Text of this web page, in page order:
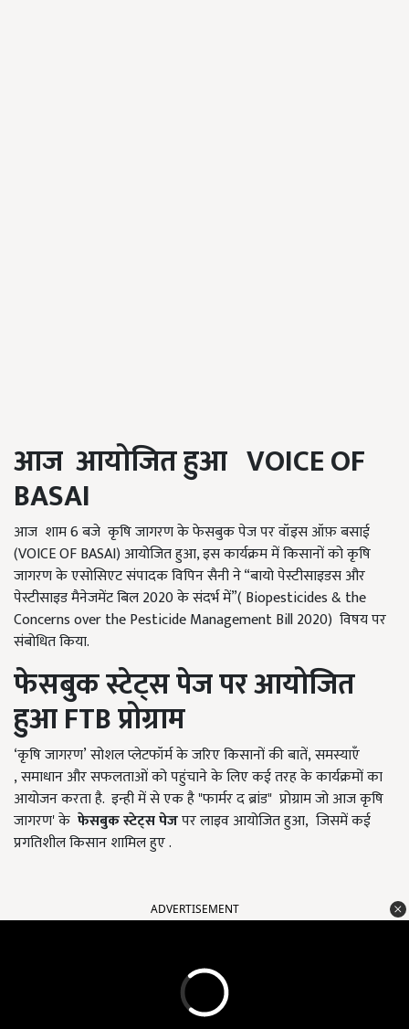
आज आयोजित हुआ VOICE OF
BASAI
आज शाम 6 बजे कृषि जागरण के फेसबुक पेज पर वॉइस ऑफ़ बसाई
(VOICE OF BASAI) आयोजित हुआ, इस कार्यक्रम में किसानों को कृषि
जागरण के एसोसिएट संपादक विपिन सैनी ने “बायो पेस्टीसाइडस और
पेस्टीसाइड मैनेजमेंट बिल 2020 के संदर्भ में”( Biopesticides & the
Concerns over the Pesticide Management Bill 2020) विषय पर
संबोधित किया.
फेसबुक स्टेट्स पेज पर आयोजित
हुआFTBप्रोग्राम
‘कृषि जागरण’ सोशल प्लेटफॉर्म के जरिए किसानों की बातें, समस्याएँ
, समाधान और सफलताओं को पहुंचाने के लिए कई तरह के कार्यक्रमों का
आयोजन करता है. इन्ही में से एक है "फार्मर द ब्रांड" प्रोग्राम जो आज कृषि
जागरण' के फेसबुक स्टेट्स पेजपर लाइव आयोजित हुआ, जिसमें कई
प्रगतिशील किसान शामिल हुए .
ADVERTISEMENT